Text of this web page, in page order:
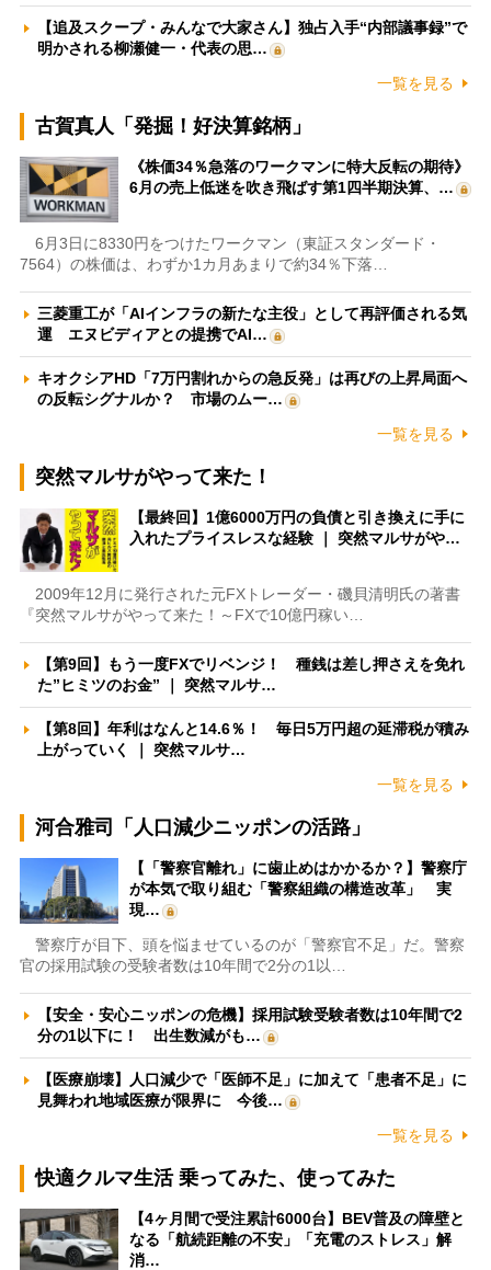
【追及スクープ・みんなで大家さん】独占入手“内部議事録”で
明かされる柳瀬健一・代表の思…
一覧を見る
古賀真人「発掘！好決算銘柄」
《株価34％急落のワークマンに特大反転の期待》
6月の売上低迷を吹き飛ばす第1四半期決算、…
6月3日に8330円をつけたワークマン（東証スタンダード・
7564）の株価は、わずか1カ月あまりで約34％下落…
三菱重工が「AIインフラの新たな主役」として再評価される気
運 エヌビディアとの提携でAI…
キオクシアHD「7万円割れからの急反発」は再びの上昇局面へ
の反転シグナルか？ 市場のムー…
一覧を見る
突然マルサがやって来た！
【最終回】1億6000万円の負債と引き換えに手に
入れたプライスレスな経験 ｜ 突然マルサがや…
2009年12月に発行された元FXトレーダー・磯貝清明氏の著書
『突然マルサがやって来た！～FXで10億円稼い…
【第9回】もう一度FXでリベンジ！ 種銭は差し押さえを免れ
た”ヒミツのお金” ｜ 突然マルサ…
【第8回】年利はなんと14.6％！ 毎日5万円超の延滞税が積み
上がっていく ｜ 突然マルサ…
一覧を見る
河合雅司「人口減少ニッポンの活路」
【「警察官離れ」に歯止めはかかるか？】警察庁
が本気で取り組む「警察組織の構造改革」 実
現…
警察庁が目下、頭を悩ませているのが「警察官不足」だ。警察
官の採用試験の受験者数は10年間で2分の1以…
【安全・安心ニッポンの危機】採用試験受験者数は10年間で2
分の1以下に！ 出生数減がも…
【医療崩壊】人口減少で「医師不足」に加えて「患者不足」に
見舞われ地域医療が限界に 今後…
一覧を見る
快適クルマ生活 乗ってみた、使ってみた
【4ヶ月間で受注累計6000台】BEV普及の障壁と
なる「航続距離の不安」「充電のストレス」解
消…